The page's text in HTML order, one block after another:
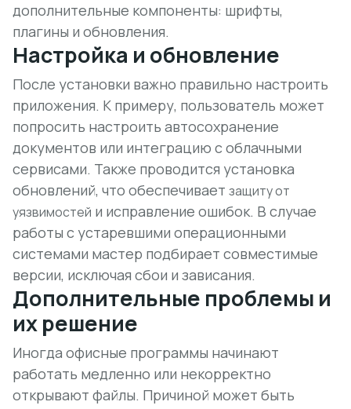
дополнительные компоненты: шрифты,
плагины и обновления.
Настройка и обновление
После установки важно правильно настроить
приложения. К примеру, пользователь может
попросить настроить автосохранение
документов или интеграцию с облачными
сервисами. Также проводится установка
обновлений, что обеспечивает защиту от
уязвимостей и исправление ошибок. В случае
работы с устаревшими операционными
системами мастер подбирает совместимые
версии, исключая сбои и зависания.
Дополнительные проблемы и
их решение
Иногда офисные программы начинают
работать медленно или некорректно
открывают файлы. Причиной может быть